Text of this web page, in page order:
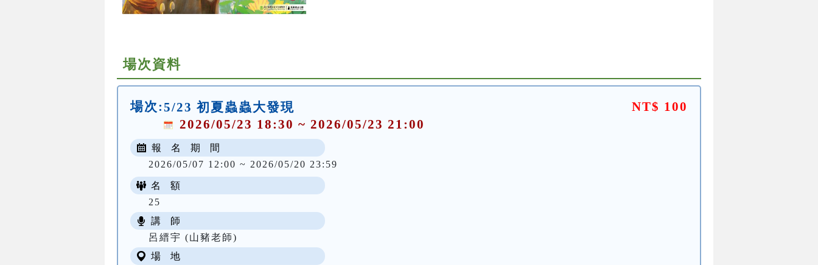
場次資料
場次:5/23 初夏蟲蟲大發現
2026/05/23 18:30 ~ 2026/05/23 21:00
NT$ 100
報 名 期 間
2026/05/07 12:00 ~ 2026/05/20 23:59
名 額
25
講 師
呂縉宇 (山豬老師)
場 地